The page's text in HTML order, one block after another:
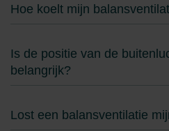
Hoe koelt mijn
Is de positie van de
belangrijk?
Lost een balansventilatie